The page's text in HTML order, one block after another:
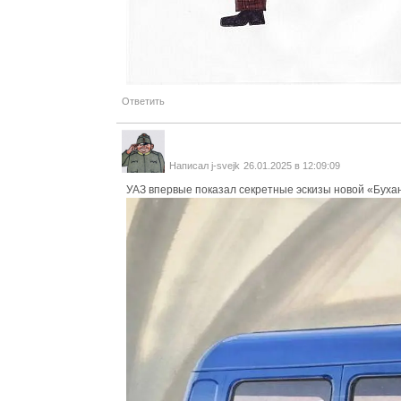
Ответить
Написал j-svejk 26.01.2025 в 12:09:09
УАЗ впервые показал секретные эскизы новой